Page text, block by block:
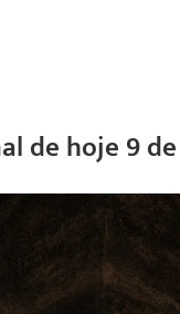
de hoje 9